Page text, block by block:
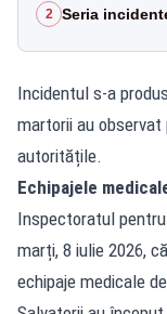
2 Seria
Incidentul s-a
martorii au
autoritățile.
Echipajele
Inspectoratul pentru
marți, 8 iulie 2026,
echipaje medicale